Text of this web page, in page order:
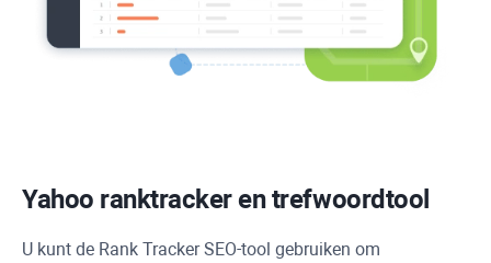
Yahoo ranktracker en trefwoordtool
U kunt de Rank TrackerSEO-tool gebruiken om